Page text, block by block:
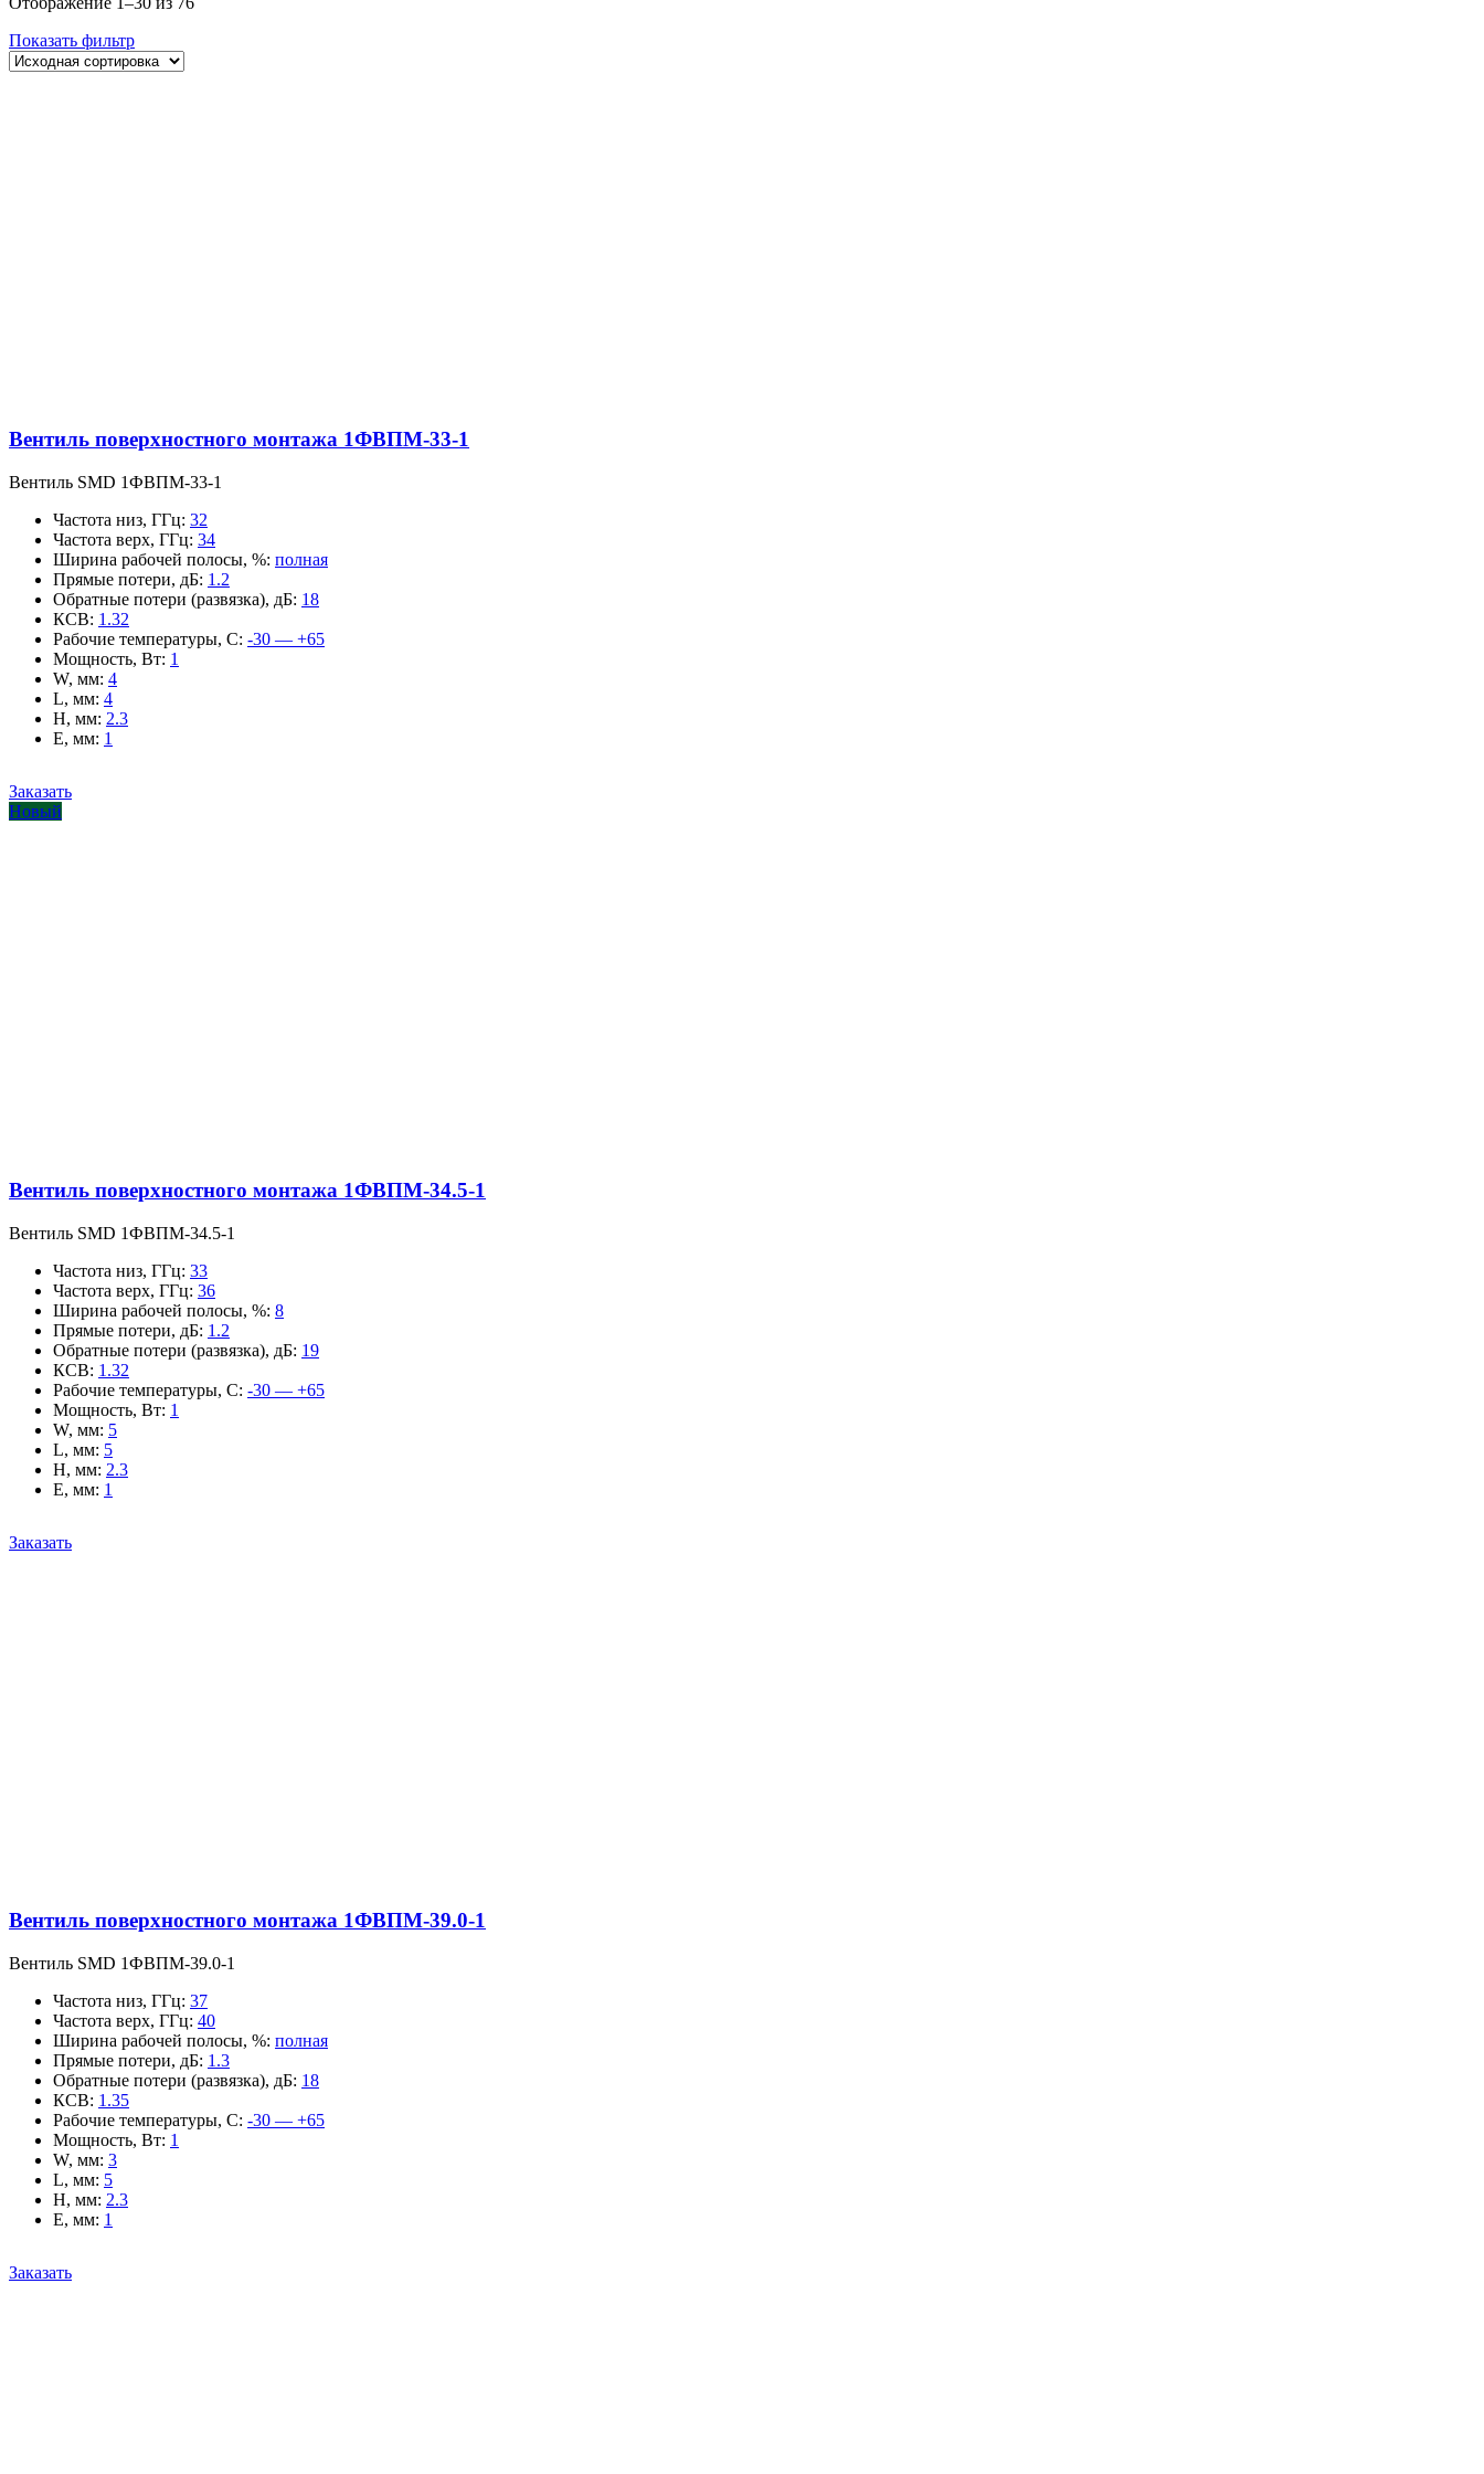
Показать фильтр
Вентиль поверхностного монтажа 1ФВПМ-33-1
Вентиль SMD 1ФВПМ-33-1
Частота низ, ГГц: 32
Частота верх, ГГц: 34
Ширина рабочей полосы, %: полная
Прямые потери, дБ: 1.2
Обратные потери (развязка), дБ: 18
КСВ: 1.32
Рабочие температуры, С: -30 — +65
Мощность, Вт: 1
W, мм: 4
L, мм: 4
H, мм: 2.3
E, мм: 1
Заказать
Новый
Вентиль поверхностного монтажа 1ФВПМ-34.5-1
Вентиль SMD 1ФВПМ-34.5-1
Частота низ, ГГц: 33
Частота верх, ГГц: 36
Ширина рабочей полосы, %: 8
Прямые потери, дБ: 1.2
Обратные потери (развязка), дБ: 19
КСВ: 1.32
Рабочие температуры, С: -30 — +65
Мощность, Вт: 1
W, мм: 5
L, мм: 5
H, мм: 2.3
E, мм: 1
Заказать
Вентиль поверхностного монтажа 1ФВПМ-39.0-1
Вентиль SMD 1ФВПМ-39.0-1
Частота низ, ГГц: 37
Частота верх, ГГц: 40
Ширина рабочей полосы, %: полная
Прямые потери, дБ: 1.3
Обратные потери (развязка), дБ: 18
КСВ: 1.35
Рабочие температуры, С: -30 — +65
Мощность, Вт: 1
W, мм: 3
L, мм: 5
H, мм: 2.3
E, мм: 1
Заказать